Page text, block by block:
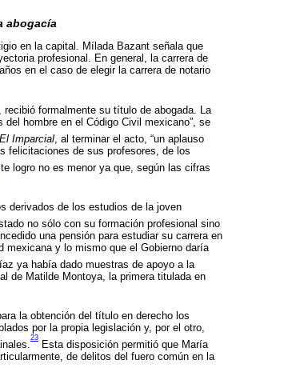
abogacía
en la capital. Mílada Bazant señala que
profesional. En general, la carrera de
en el caso de elegir la carrera de notario
formalmente su título de abogada. La
hombre en el Código Civil mexicano”, se
El Imparcial , al terminar el acto, “un aplauso
felicitaciones de sus profesores, de los
logro no es menor ya que, según las cifras
derivados de los estudios de la joven
no sólo con su formación profesional sino
una pensión para estudiar su carrera en
mexicana y lo mismo que el Gobierno daría
ya había dado muestras de apoyo a la
de Matilde Montoya, la primera titulada en
la obtención del título en derecho los
por la propia legislación y, por el otro,
23
Esta disposición permitió que María
de delitos del fuero común en la